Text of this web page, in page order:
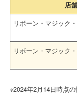
店舗
リボーン・マジック
リボーン・マジック
※2024年2月14日時点の